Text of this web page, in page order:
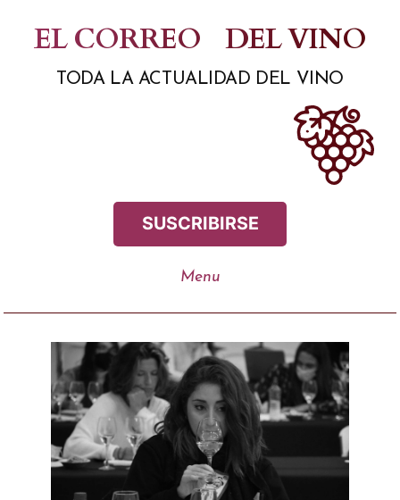
contenido
EL CORREO DEL VINO
TODA LA ACTUALIDAD DEL VINO
SUSCRIBIRSE